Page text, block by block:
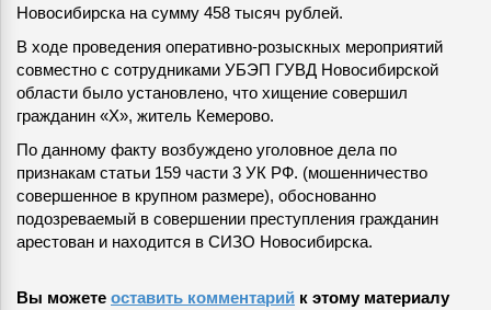
Новосибирска на сумму 458 тысяч рублей.
В ходе проведения оперативно-розыскных мероприятий
совместно с сотрудниками УБЭП ГУВД Новосибирской
области было установлено, что хищение совершил
гражданин «Х», житель Кемерово.
По данному факту возбуждено уголовное дела по
признакам статьи 159 части 3 УК РФ. (мошенничество
совершенное в крупном размере), обоснованно
подозреваемый в совершении преступления гражданин
арестован и находится в СИЗО Новосибирска.
Вы можете оставить комментарий к этому материалу